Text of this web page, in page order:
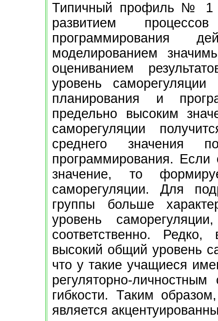
Типичный профиль № 1
развитием
программирования
моделированием
оцениванием
уровень
планирования и
предельно высоким
саморегуляции
среднего значения
программирования.
значение, то
саморегуляции. Для
группы больше
уровень
соответственно.
высокий общий уровень
что у такие учащиеся
регуляторно-
гибкости. Таким
является